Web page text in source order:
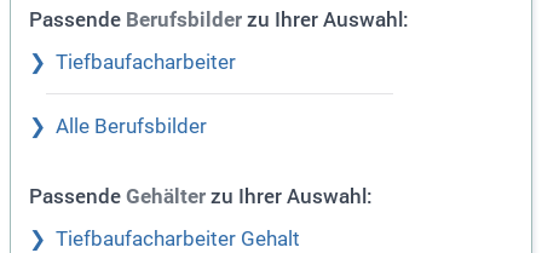
Passende Berufsbilder zu Ihrer Auswahl:
Tiefbaufacharbeiter
Alle Berufsbilder
Passende Gehälter zu Ihrer Auswahl:
Tiefbaufacharbeiter Gehalt